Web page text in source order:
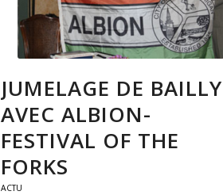
JUMELAGE DE BAILLY
AVEC ALBION-
FESTIVAL OF THE
FORKS
ACTU